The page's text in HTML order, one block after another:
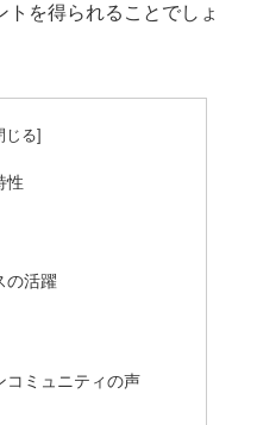
を得られることでしょ
性
の活躍
コミュニティの声